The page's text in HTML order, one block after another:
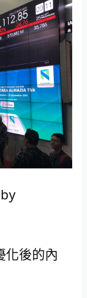
化後的內